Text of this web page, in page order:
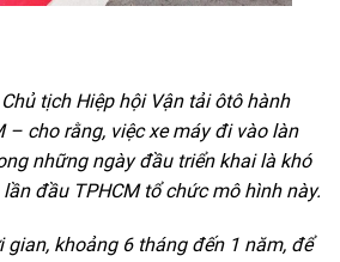
tịch Hiệp hội Vận tải ôtô hành
– cho rằng, việc xe máy đi vào làn
những ngày đầu triển khai là khó
đầu TPHCM tổ chức mô hình này.
gian, khoảng 6 tháng đến 1 năm, để